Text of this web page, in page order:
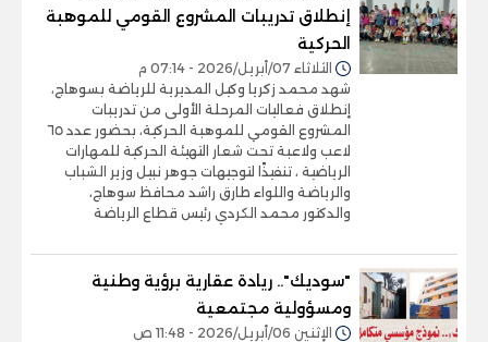
إنطلاق تدريبات المشروع القومي للموهبة
الحركية
الثلاثاء 07/أبريل/2026 - 07:14 م
شهد محمد زكريا وكيل المديرية للرياضة بسوهاج،
إنطلاق فعاليات المرحلة الأولى من تدريبات
المشروع القومي للموهبة الحركية، بحضور عدد ٦٥
لاعب ولاعبة تحت شعار التهيئة الحركية للمهارات
الرياضية ، تنفيذًا لتوجيهات جوهر نبيل وزير الشباب
والرياضة واللواء طارق راشد محافظ سوهاج،
والدكتور محمد الكردي رئيس قطاع الرياضة
"سوديك".. ريادة عقارية برؤية وطنية
ومسؤولية مجتمعية
الإثنين 06/أبريل/2026 - 11:48 ص